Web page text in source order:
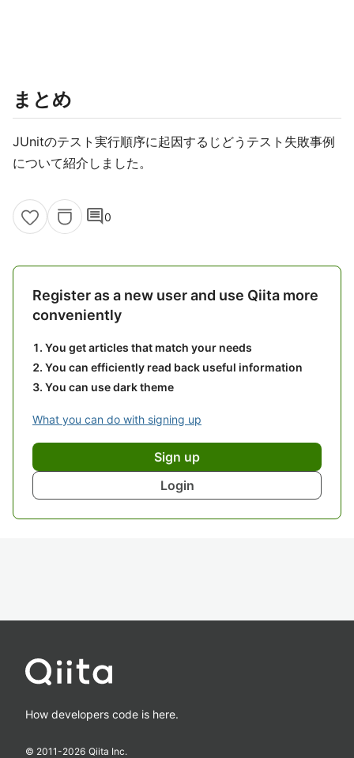
まとめ
JUnitのテスト実行順序に起因するじどうテスト失敗事例
について紹介しました。
comment0
Register as a new user and use Qiita more
conveniently
You get articles that match your needs
You can efficiently read back useful information
You can use dark theme
What you can do with signing up
Sign up
Login
How developers code is here.
© 2011-2026 Qiita Inc.